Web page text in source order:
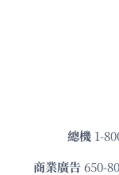
總機 1-
商業廣告 650-